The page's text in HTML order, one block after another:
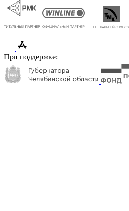
При поддержке: